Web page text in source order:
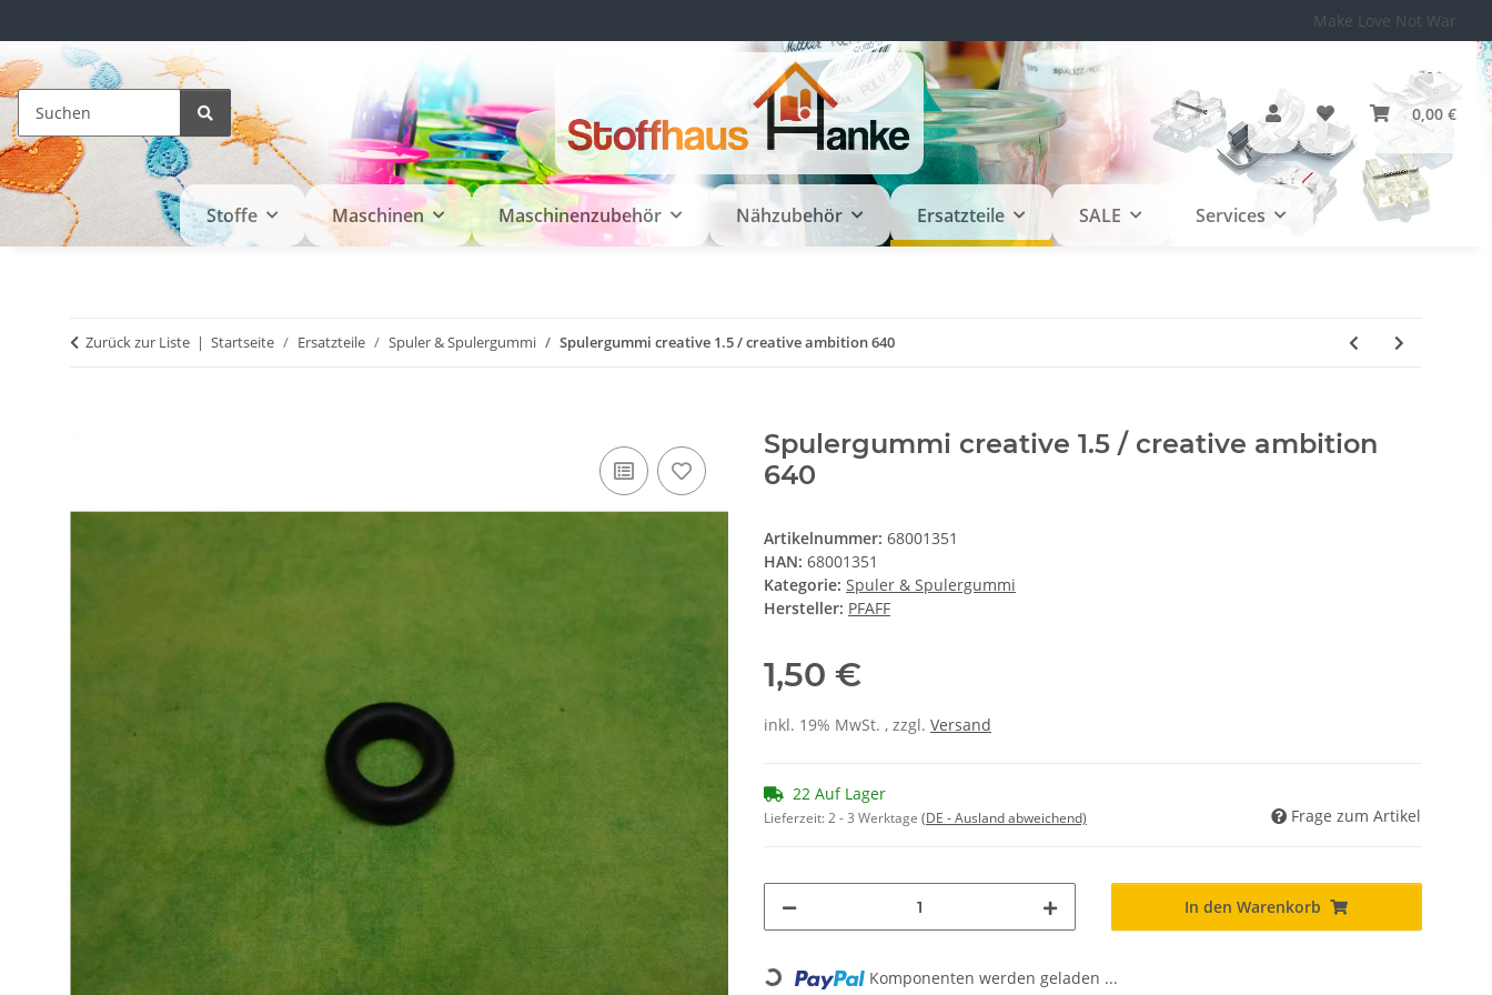
Make Love Not War
0,00 €
Stoffe Maschinen Maschinenzubehör Nähzubehör Ersatzteile SALE Services
Zurück zur Liste Startseite Ersatzteile Spuler & Spulergummi Spulergummi creative 1.5 / creative ambition 640
Spulergummi creative 1.5 / creative ambition
640
Artikelnummer: 68001351
HAN: 68001351
Kategorie: Spuler & Spulergummi
Hersteller: PFAFF
1,50 €
inkl. 19% MwSt. , zzgl. Versand
22 Auf Lager
Lieferzeit:2 - 3 Werktage (DE - Ausland abweichend) Frage zum Artikel
In den Warenkorb
Loading... Komponenten werden geladen ...